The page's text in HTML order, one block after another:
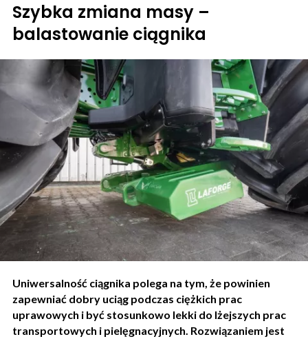
Szybka zmiana masy –
balastowanie ciągnika
Uniwersalność ciągnika polega na tym, że powinien
zapewniać dobry uciąg podczas ciężkich prac
uprawowych i być stosunkowo lekki do lżejszych prac
transportowych i pielęgnacyjnych. Rozwiązaniem jest